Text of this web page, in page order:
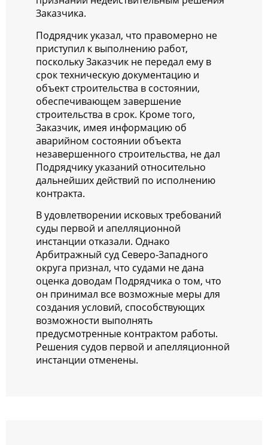
Заказчика.
Подрядчик указал, что правомерно не
приступил к выполнению работ,
поскольку Заказчик не передал ему в
срок техническую документацию и
объект строительства в состоянии,
обеспечивающем завершение
строительства в срок. Кроме того,
Заказчик, имея информацию об
аварийном состоянии объекта
незавершенного строительства, не дал
Подрядчику указаний относительно
дальнейших действий по исполнению
контракта.
В удовлетворении исковых требований
суды первой и апелляционной
инстанции отказали. Однако
Арбитражный суд Северо-Западного
округа признал, что судами не дана
оценка доводам Подрядчика о том, что
он принимал все возможные меры для
создания условий, способствующих
возможности выполнять
предусмотренные контрактом работы.
Решения судов первой и апелляционной
инстанции отменены.